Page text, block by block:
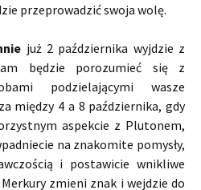
przeprowadzić swoja wolę.
już 2 października wyjdzie z
będzie porozumieć się z
podzielającymi wasze
między 4 a 8 października, gdy
aspekcie z Plutonem,
na znakomite pomysły,
i postawicie wnikliwe
zmieni znak i wejdzie do